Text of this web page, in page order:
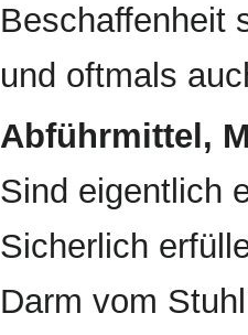
Beschaffenheit
und oftmals
Abführmittel,
Sind eigentlich
Sicherlich
Darm vom